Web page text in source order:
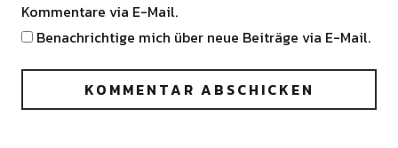
Kommentare via E-Mail.
Benachrichtige mich über neue Beiträge via E-Mail.